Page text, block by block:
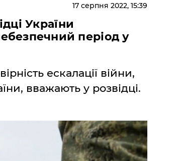
17 серпня 2022, 15:39
України
період у
ескалації війни,
вважають у розвідці.